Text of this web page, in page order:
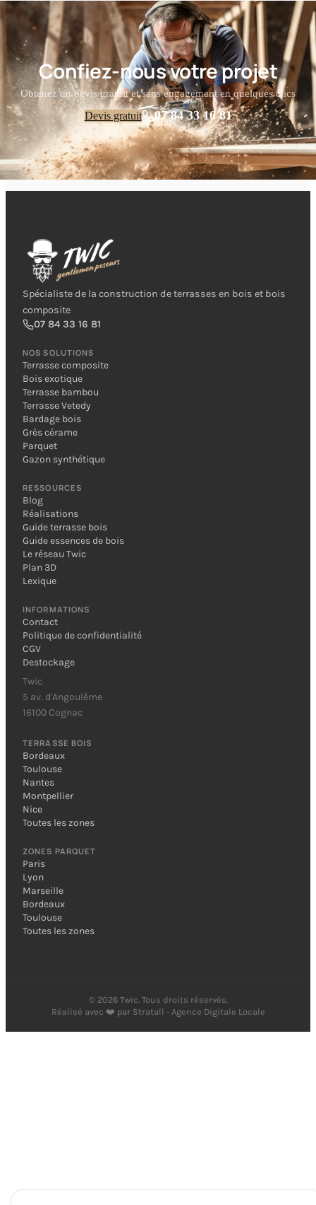
Confiez-nous votre projet
Obtenez un devis gratuit et sans engagement en quelques clics
Devis gratuit
07 84 33 16 81
Spécialiste de la construction de terrasses en bois et bois
composite
07 84 33 16 81
NOS SOLUTIONS
Terrasse composite
Bois exotique
Terrasse bambou
Terrasse Vetedy
Bardage bois
Grès cérame
Parquet
Gazon synthétique
RESSOURCES
Blog
Réalisations
Guide terrasse bois
Guide essences de bois
Le réseau Twic
Plan 3D
Lexique
INFORMATIONS
Contact
Politique de confidentialité
CGV
Destockage
Twic
5 av. d'Angoulême
16100 Cognac
TERRASSE BOIS
Bordeaux
Toulouse
Nantes
Montpellier
Nice
Toutes les zones
ZONES PARQUET
Paris
Lyon
Marseille
Bordeaux
Toulouse
Toutes les zones
© 2026Twic. Tous droits réservés.
Réalisé avec ❤️ par Stratall - Agence Digitale Locale